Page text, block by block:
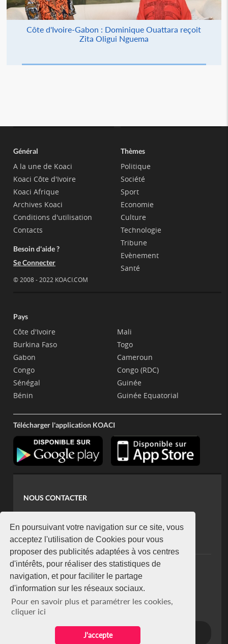
En poursuivant votre navigation sur ce site, vous
acceptez l'utilisation de Cookies pour vous
proposer des publicités adaptées à vos centres
d'intérêts, pour réaliser des statistiques de
navigation, et pour faciliter le partage
d'information sur les réseaux sociaux.
Pour en savoir plus et paramétrer les cookies,
cliquer ici
J'accepte
Côte d'Ivoire-Gabon : Dominique Ouattara reçoit
Zita Oligui Nguema
Général
A la une de Koaci
Koaci Côte d'Ivoire
Koaci Afrique
Archives Koaci
Conditions d'utilisation
Contacts
Besoin d'aide ?
Se Connecter
© 2008 - 2022 KOACI.COM
Thèmes
Politique
Société
Sport
Economie
Culture
Technologie
Tribune
Evènement
Santé
Pays
Côte d'Ivoire
Burkina Faso
Gabon
Congo
Sénégal
Bénin
Mali
Togo
Cameroun
Congo (RDC)
Guinée
Guinée Equatorial
Télécharger l'application KOACI
NOUS CONTACTER
koaci@yahoo.fr
+225 07 08 85 52 93
NEWSLETTER
Restez connecté via notre newsletter
S'abonner
Se désabonner